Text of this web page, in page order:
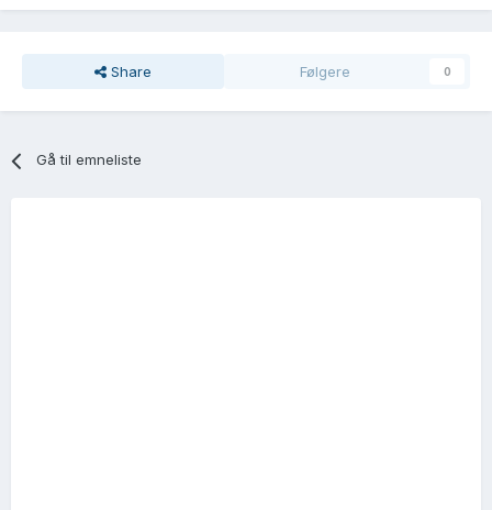
Share Følgere 0
Gå til emneliste